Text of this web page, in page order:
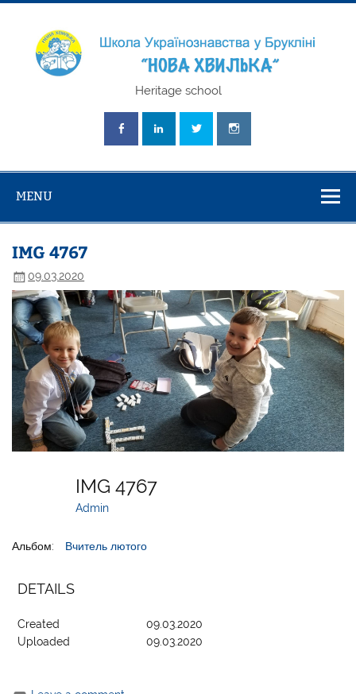
Skip
"Нова
Heritage school
MENU
IMG 4767
09.03.2020
IMG 4767
Admin
Альбом: Вчитель лютого
DETAILS
Created
09.03.2020
Uploaded
09.03.2020